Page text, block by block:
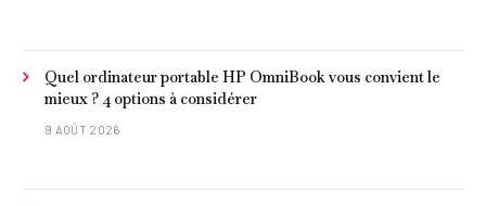
Quel ordinateur portable HP OmniBook vous convient le
mieux ? 4 options à considérer
9 AOÛT 2026